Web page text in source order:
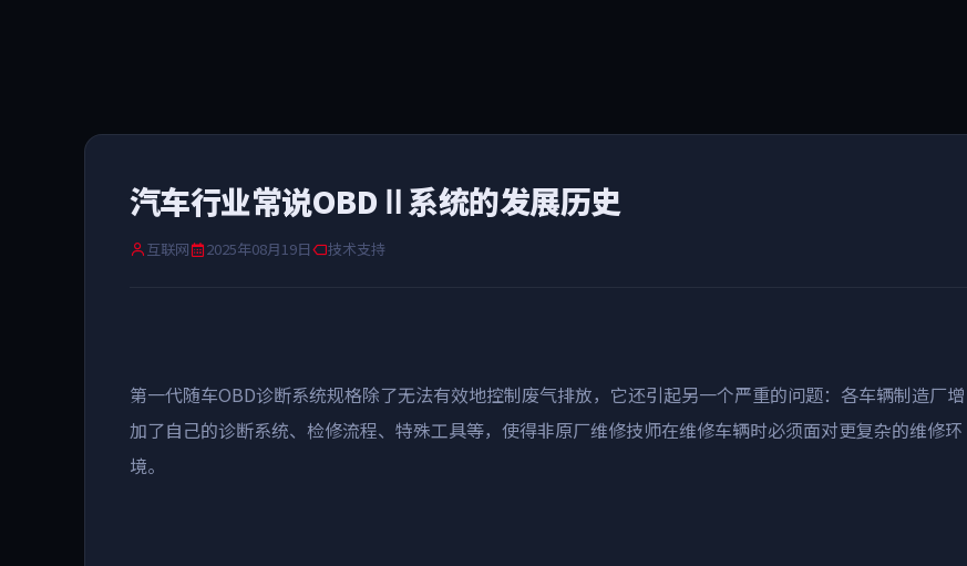
汽车行业常说OBDⅡ系统的发展历史
互联网 2025年08月19日 技术支持
第一代随车OBD诊断系统规格除了无法有效地控制废气排放，它还引起另一个严重的问题：各车辆制造厂增
加了自己的诊断系统、检修流程、特殊工具等，使得非原厂维修技师在维修车辆时必须面对更复杂的维修环
境。